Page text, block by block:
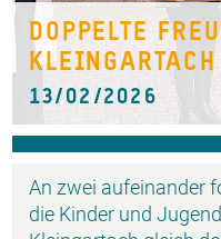
DOPPELTE
KLEINGARTACH
13/02/2026
An zwei aufeinander
die Kinder und